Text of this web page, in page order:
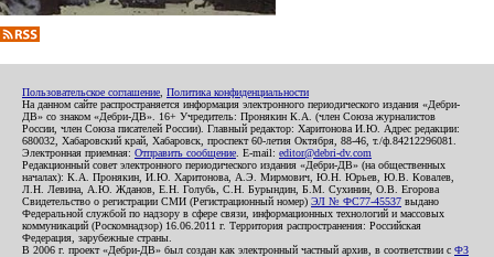
Пользовательское соглашение Политика конфиденциальности
На данном сайте распространяется информация электронного периодического издания «Дебри-
ДВ» со знаком «Дебри-ДВ». 16+ Учредитель: Пронякин К.А. (член Союза журналистов
России, член Союза писателей России). Главный редактор: Харитонова И.Ю. Адрес редакции:
680032, Хабаровский край, Хабаровск, проспект 60-летия Октября, 88-46, т./ф.84212296081.
Электронная приемная: Отправить сообщение . E-mail: editor@debri-dv.com
Редакционный совет электронного периодического издания «Дебри-ДВ» (на общественных
началах): К.А. Пронякин, И.Ю. Харитонова, А.Э. Мирмович, Ю.Н. Юрьев, Ю.В. Ковалев,
Л.Н. Левина, А.Ю. Жданов, Е.Н. Голубь, С.Н. Бурындин, Б.М. Сухинин, О.В. Егорова
Свидетельство о регистрации СМИ (Регистрационный номер) ЭЛ № ФС77-45537 выдано
Федеральной службой по надзору в сфере связи, информационных технологий и массовых
коммуникаций (Роскомнадзор) 16.06.2011 г. Территория распространения: Российская
Федерация, зарубежные страны.
В 2006 г. проект «Дебри-ДВ» был создан как электронный частный архив, в соответствии с ФЗ